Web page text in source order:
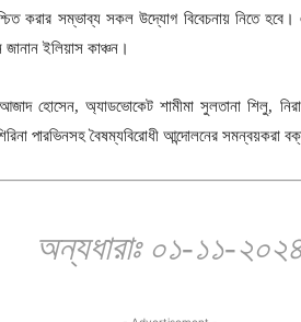
করার সম্ভাব্য সকল উদ্যোগ বিবেচনায় নিতে
ইলিয়াস কাঞ্চন।
হোসেন, অ্যাডভোকেট শামীমা সুলতানা শিলু,
পারভিনসহ বৈষম্যবিরোধী আন্দোলনের সমন্বয়করা
অন্যধারাঃ ০১-১১-